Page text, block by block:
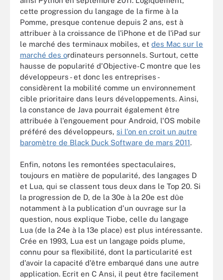
cette progression du langage de la firme à la
Pomme, presque contenue depuis 2 ans, est à
attribuer à la croissance de l'iPhone et de l'iPad sur
le marché des terminaux mobiles, et des Mac sur le
marché des ordinateurs personnels. Surtout, cette
hausse de popularité d'Objective-C montre que les
développeurs - et donc les entreprises -
considèrent la mobilité comme un environnement
cible prioritaire dans leurs développements. Ainsi,
la constance de Java pourrait également être
attribuée à l'engouement pour Android, l'OS mobile
préféré des développeurs, si l'on en croit un autre
baromètre de Black Duck Software de mars 2011.
Enfin, notons les remontées spectaculaires,
toujours en matière de popularité, des langages D
et Lua, qui se classent tous deux dans le Top 20. Si
la progression de D, de la 30e à la 20e est dûe
notamment à la publication d'un ouvrage sur la
question, nous explique Tiobe, celle du langage
Lua (de la 24e à la 13e place) est plus intéressante.
Crée en 1993, Lua est un langage poids plume,
connu pour sa flexibilité, dont la particularité est
d'avoir la capacité d'être embarqué dans une autre
application. Ecrit en C Ansi, il peut être facilement